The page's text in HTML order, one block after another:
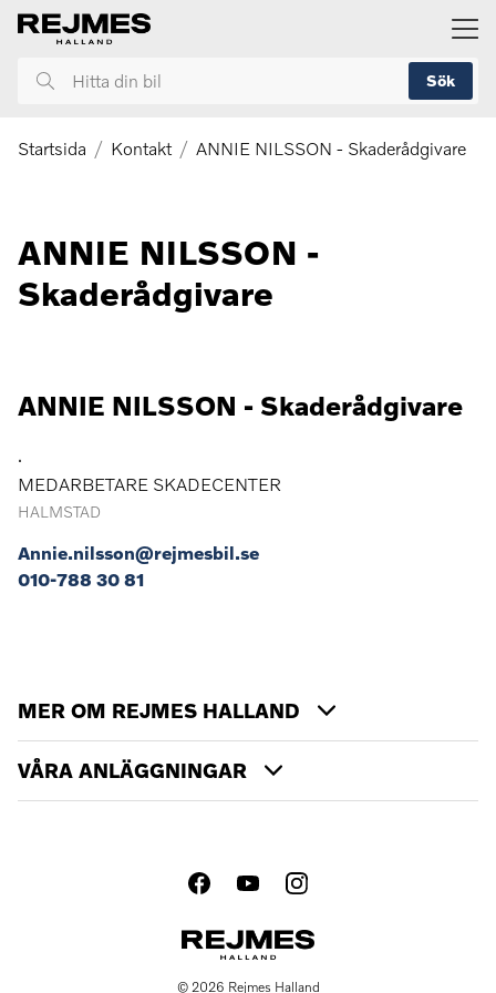
huvudinnehållet
Hitta
bil
Sök
Startsida Kontakt ANNIE NILSSON - Skaderådgivare
ANNIE NILSSON -
Skaderådgivare
ANNIE NILSSON - Skaderådgivare
.
MEDARBETARE SKADECENTER
HALMSTAD
Annie.nilsson@rejmesbil.se
010-788 30 81
MER OM REJMES HALLAND
VÅRA ANLÄGGNINGAR
© 2026 Rejmes Halland